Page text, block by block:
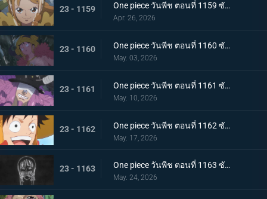
23 - 1159 One piece วันพีช ตอนที่ 1159 ซับไทย ทำลายสวนจิ๋ว - หนีออกจากอาณาจักรบล็อก!
Apr. 26, 2026
23 - 1160 One piece วันพีช ตอนที่ 1160 ซับไทย การเผชิญหน้าบนทุ่งหิมะ - โลกี เจ้าชายผู้ถูกสาปแช่ง
May. 03, 2026
23 - 1161 One piece วันพีช ตอนที่ 1161 ซับไทย ข้อตกลงสุดอันตราย! โลกิแห่งยมโลกและลูฟี่
May. 10, 2026
23 - 1162 One piece วันพีช ตอนที่ 1162 ซับไทย คลื่นแห่งอารมณ์อันมหาศาล - ทิวทัศน์ราวกับความฝันของเอลบาฟ
May. 17, 2026
23 - 1163 One piece วันพีช ตอนที่ 1163 ซับไทย ในที่สุด โรบินและคนอื่นๆ ก็เดินทางมาถึงท่าเรือของหมู่บ้านตะวันตกในเอลบาฟ
May. 24, 2026